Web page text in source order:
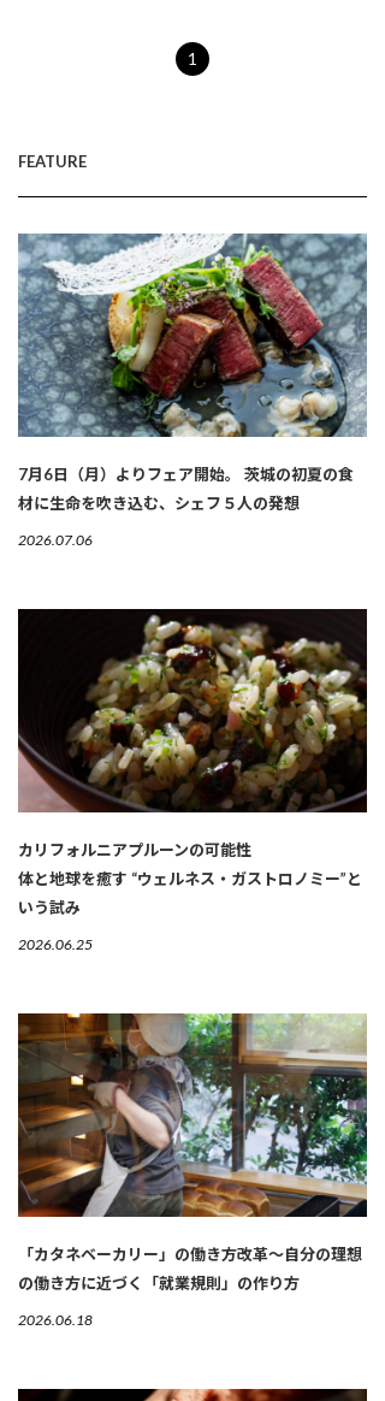
1
FEATURE
7月6日（月）よりフェア開始。 茨城の初夏の食
材に生命を吹き込む、シェフ５人の発想
2026.07.06
カリフォルニアプルーンの可能性
体と地球を癒す “ウェルネス・ガストロノミー”と
いう試み
2026.06.25
「カタネベーカリー」の働き方改革～自分の理想
の働き方に近づく「就業規則」の作り方
2026.06.18